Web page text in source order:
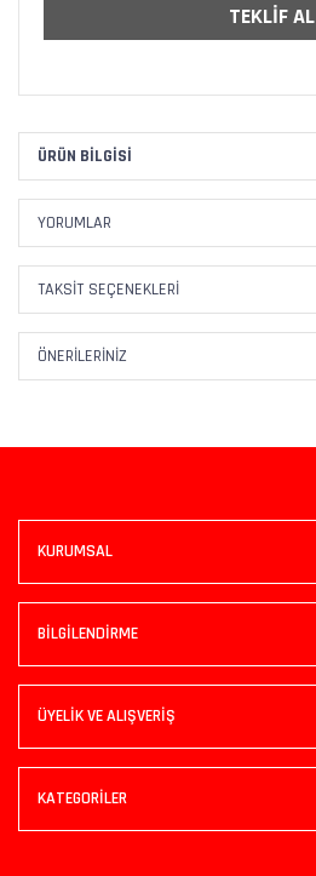
TEKLİF AL
ÜRÜN BILGISI
YORUMLAR
TAKSIT SEÇENEKLERI
ÖNERILERINIZ
KURUMSAL
BİLGİLENDİRME
ÜYELİK VE ALIŞVERİŞ
KATEGORİLER